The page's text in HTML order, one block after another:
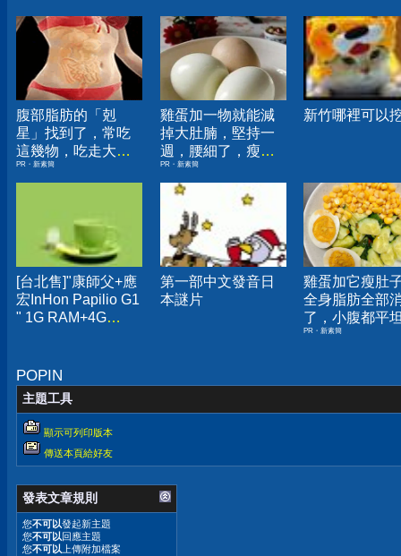
腹部脂肪的「剋
星」找到了，常吃
這幾物，吃走大肚
囊，瘦出小蠻腰
PR・新素簡
雞蛋加一物就能減
掉大肚腩，堅持一
週，腰細了，瘦到
你懷疑人生！
PR・新素簡
新竹哪裡可以
[台北售]"康師父+應
宏InHon Papilio G1
" 1G RAM+4G
電+神腦+應宏 3方
保固
第一部中文發音日
本謎片
雞蛋加它瘦肚
全身脂肪全部
了，小腹都平
PR・新素簡
POPIN
主題工具
顯示可列印版本
傳送本頁給好友
發表文章規則
您不可以發起新主題
您不可以 回應主題
您不可以 上傳附加檔案